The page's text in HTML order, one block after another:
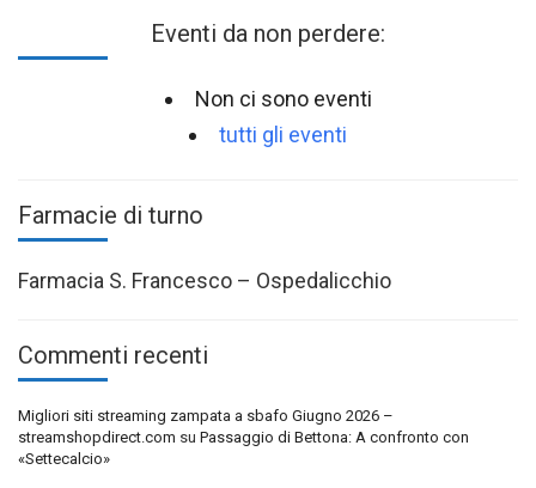
Eventi da non perdere:
Non ci sono eventi
tutti gli eventi
Farmacie di turno
Farmacia S. Francesco – Ospedalicchio
Commenti recenti
Migliori siti streaming zampata a sbafo Giugno 2026 –
streamshopdirect.com su Passaggio di Bettona: A confronto con
«Settecalcio»